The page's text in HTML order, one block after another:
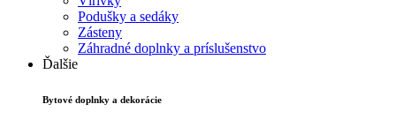
Podušky a sedáky
Zásteny
Záhradné doplnky a príslušenstvo
Ďalšie
Bytové doplnky a dekorácie